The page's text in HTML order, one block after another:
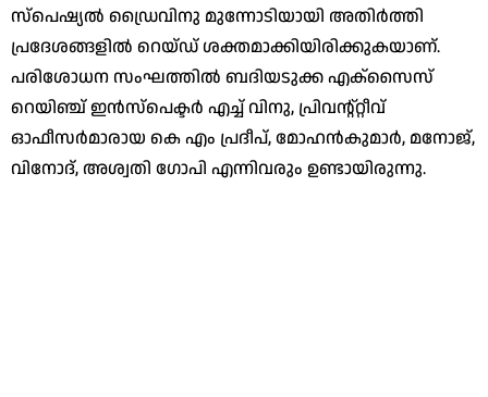
സ്‌പെഷ്യല്‍ ഡ്രൈവിനു മുന്നോടിയായി അതിര്‍ത്തി
പ്രദേശങ്ങളില്‍ റെയ്ഡ് ശക്തമാക്കിയിരിക്കുകയാണ്.
പരിശോധന സംഘത്തില്‍ ബദിയടുക്ക എക്‌സൈസ്
റെയിഞ്ച് ഇന്‍സ്‌പെക്ടര്‍ എച്ച് വിനു, പ്രിവന്റ്റ്റീവ്
ഓഫീസര്‍മാരായ കെ എം പ്രദീപ്, മോഹന്‍കുമാര്‍, മനോജ്,
വിനോദ്, അശ്വതി ഗോപി എന്നിവരും ഉണ്ടായിരുന്നു.